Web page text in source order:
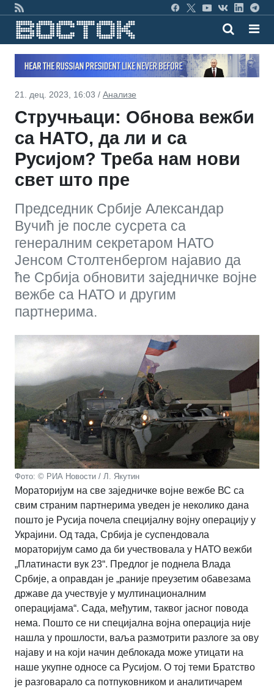
21. дец. 2023, 16:03 / Анализе
Стручњаци: Обнова вежби
са НАТО, да ли и са
Русијом? Треба нам нови
свет што пре
Председник Србије Александар
Вучић је после сусрета са
генералним секретаром НАТО
Јенсом Столтенбергом најавио да
ће Србија обновити заједничке војне
вежбe са НАТО и другим
партнерима.
Фото: © РИА Новости / Л. Якутин
Мораторијум на све заједничке војне вежбе ВС са
свим страним партнерима уведен је неколико дана
пошто је Русија почела специјалну војну операцију у
Украјини. Од тада, Србија је суспендовала
мораторијум само да би учествовала у НАТО вежби
„Платинасти вук 23“. Предлог је поднела Влада
Србије, а оправдан је „раније преузетим обавезама
државе да учествује у мултинационалним
операцијама“. Сада, међутим, таквог јасног повода
нема. Пошто се ни специјална војна операција није
нашла у прошлости, ваља размотрити разлоге за ову
најаву и на који начин деблокада може утицати на
наше укупне односе са Русијом. О тој теми Братство
је разговарало са потпуковником и аналитичарем